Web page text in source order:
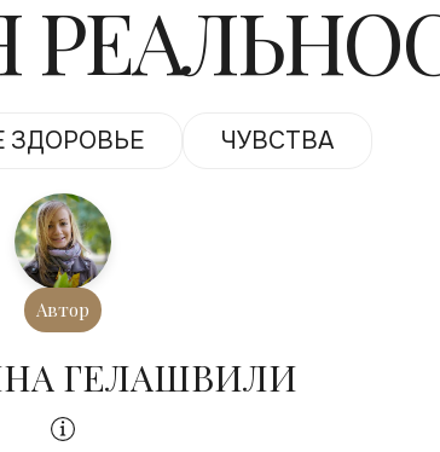
ЗДОРОВЬЕ ЧУВСТВА
Автор
ГЕЛАШВИЛИ